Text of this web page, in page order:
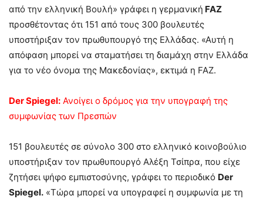
από την ελληνική Βουλή» γράφει η γερμανική FAZ
προσθέτοντας ότι 151 από τους 300 βουλευτές
υποστήριξαν τον πρωθυπουργό της Ελλάδας. «Αυτή η
απόφαση μπορεί να σταματήσει τη διαμάχη στην Ελλάδα
για το νέο όνομα της Μακεδονίας», εκτιμά η FAZ.
Der Spiegel: Ανοίγει ο δρόμος για την υπογραφή της
συμφωνίας των Πρεσπών
151 βουλευτές σε σύνολο 300 στο ελληνικό κοινοβούλιο
υποστήριξαν τον πρωθυπουργό Αλέξη Τσίπρα, που είχε
ζητήσει ψήφο εμπιστοσύνης, γράφει το περιοδικό Der
Spiegel. «Τώρα μπορεί να υπογραφεί η συμφωνία με τη